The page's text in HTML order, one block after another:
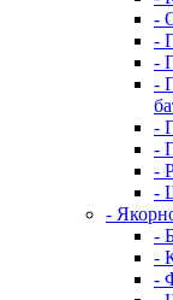
-
-
-
-
-
-
-
-
-
-
-
-